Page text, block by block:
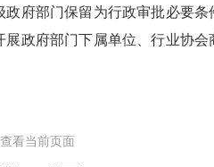
府部门保留为行政审批必要
政府部门下属单位、行业协
求。抽查结果及时公示，目前
看当前页面